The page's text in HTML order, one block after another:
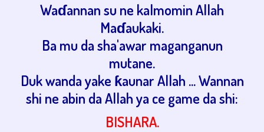
Waɗannan su ne kalmomin Allah
Maɗaukaki.
Ba mu da sha'awar maganganun
mutane.
Duk wanda yake ƙaunar Allah ... Wannan
shi ne abin da Allah ya ce game da shi:
BISHARA.